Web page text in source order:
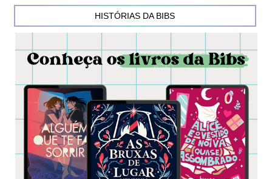
HISTÓRIAS DA BIBS